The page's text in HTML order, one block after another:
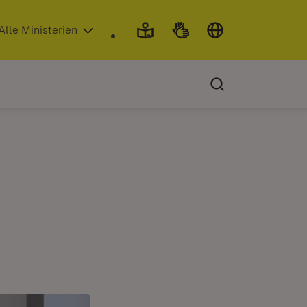
neuem Fenster)
Ministerien